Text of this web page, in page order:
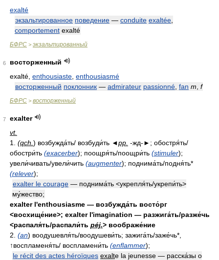
exalté
экзальтированное поведение — conduite exaltée
comportement exalté
БФРС > экзальтированный
6
восторженный
exalté, enthousiaste enthousiasmé
восторженный поклонник — admirateur passionné fan m f
БФРС > восторженный
7
exalter
vt.
1. (qch. ) возбужда́ть/ возбуди́ть ◄pp. -жд-►; обостря́ть/
обостри́ть (exacerber); поощря́ть/поощри́ть (stimuler);
увели́чивать/увели́чить (augmenter); поднима́ть/подня́ть*
(relever);
exalter le courage — поднима́ть <укрепля́ть/укрепи́ть>
му́жество;
exalter l'enthousiasme — возбужда́ть восто́рг
<восхище́ние>; exalter l'imagination — разжига́ть/разже́чь
<распаля́ть/распали́ть péj.> воображе́ние
2. (an) воодушевля́ть/воодушеви́ть; зажига́ть/заже́чь*,
↑воспламеня́ть/ воспламени́ть (enflammer);
le récit des actes héroïques exalte la jeunesse — расска́зы о